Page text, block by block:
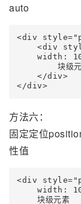
auto
<div
<div
width:
块级
    </div>
</div>
方法六：
固定定位
性值
<div
width:
    块级元素